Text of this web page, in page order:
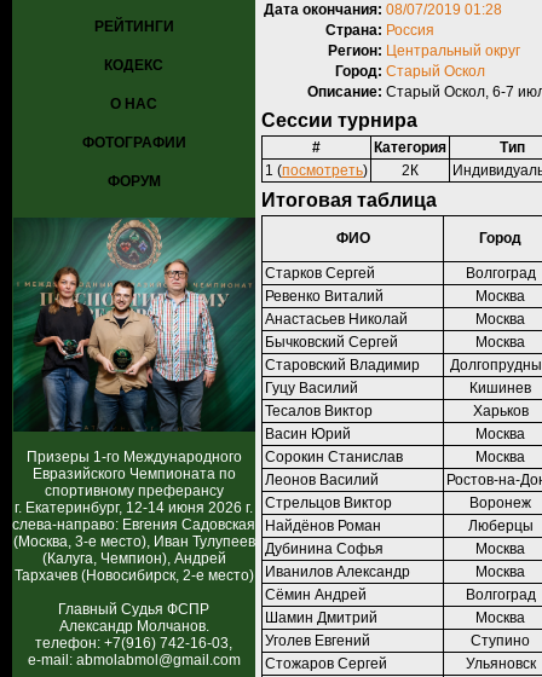
РЕЙТИНГИ
КОДЕКС
О НАС
ФОТОГРАФИИ
ФОРУМ
Призеры 1-го Международного
Евразийского Чемпионата по
спортивному преферансу
г. Екатеринбург, 12-14 июня 2026 г.
слева-направо: Евгения Садовская
(Москва, 3-е место), Иван Тулупеев
(Калуга, Чемпион), Андрей
Тархачев (Новосибирск, 2-е место)
Главный Судья ФСПР
Александр Молчанов.
телефон: +7(916) 742-16-03,
e-mail: abmolabmol@gmail.com
Дата окончания: 08/07/2019 01:28
Страна: Россия
Регион: Центральный округ
Город: Старый Оскол
Описание: Старый Оскол, 6-7
Сессии турнира
# Категория
Тип
1 (посмотреть) 2К
Итоговая таблица
ФИО Город
Старков Сергей
Волгоград
Ревенко Виталий
Москва
Анастасьев Николай
Москва
Бычковский Сергей
Москва
Старовский Владимир
Гуцу Василий
Кишинев
Тесалов Виктор
Харьков
Васин Юрий
Москва
Сорокин Станислав
Москва
Леонов Василий
Ростов-на-
Стрельцов Виктор
Воронеж
Найдёнов Роман
Люберцы
Дубинина Софья
Москва
Иванилов Александр
Москва
Сёмин Андрей
Волгоград
Шамин Дмитрий
Москва
Уголев Евгений
Ступино
Стожаров Сергей
Ульяновск